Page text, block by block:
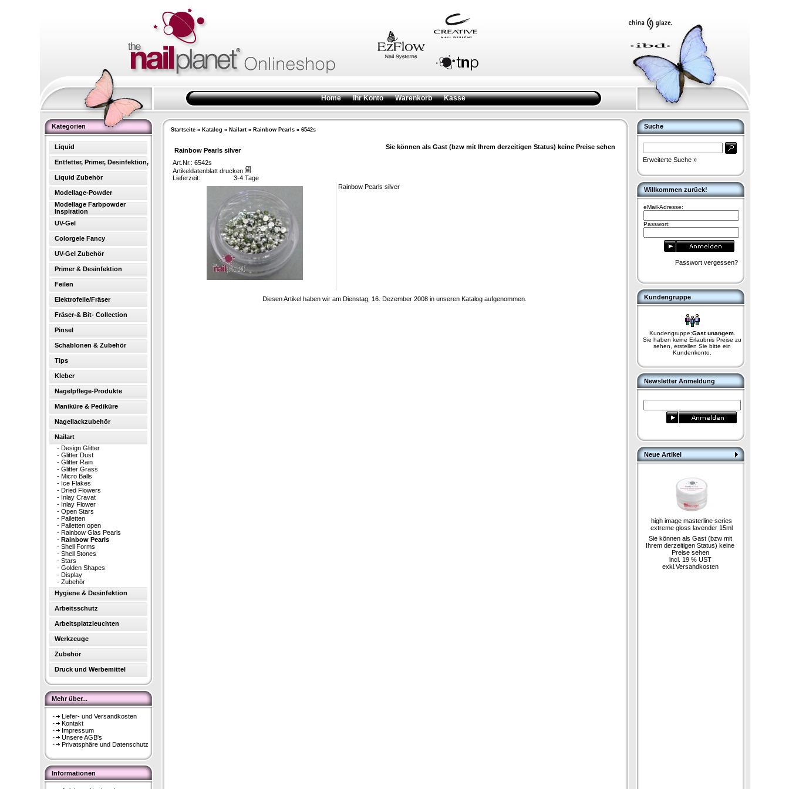
Home Ihr Konto Warenkorb Kasse
Kategorien
Liquid
Entfetter, Primer, Desinfektion,
Liquid Zubehör
Modellage-Powder
Modellage Farbpowder
Inspiration
UV-Gel
Colorgele Fancy
UV-Gel Zubehör
Primer & Desinfektion
Feilen
Elektrofeile/Fräser
Fräser-& Bit- Collection
Pinsel
Schablonen & Zubehör
Tips
Kleber
Nagelpflege-Produkte
Maniküre & Pediküre
Nagellackzubehör
Nailart
- Design Glitter
- Glitter Dust
- Glitter Rain
- Glitter Grass
- Micro Balls
- Ice Flakes
- Dried Flowers
- Inlay Cravat
- Inlay Flower
- Open Stars
- Pailetten
- Pailetten open
- Rainbow Glas Pearls
- Rainbow Pearls
- Shell Forms
- Shell Stones
- Stars
- Golden Shapes
- Display
- Zubehör
Hygiene & Desinfektion
Arbeitsschutz
Arbeitsplatzleuchten
Werkzeuge
Zubehör
Druck und Werbemittel
Mehr über...
Liefer- und Versandkosten
Kontakt
Impressum
Unsere AGB's
Privatsphäre und Datenschutz
Informationen
Startseite» Katalog » Nailart» Rainbow Pearls» 6542s
Rainbow Pearls silver Sie können als Gast (bzw mit Ihrem derzeitigen Status) keine Preise sehen
Art.Nr.: 6542s
Artikeldatenblatt drucken
Lieferzeit:
3-4 Tage
Rainbow Pearls silver
Diesen Artikel haben wir am Dienstag, 16. Dezember 2008 in unseren Katalog aufgenommen.
Suche
Erweiterte Suche »
Willkommen zurück!
eMail-Adresse:
Passwort:
Passwort vergessen?
Kundengruppe
Kundengruppe:Gast unangem.
Sie haben keine Erlaubnis Preise zu
sehen, erstellen Sie bitte ein
Kundenkonto.
Newsletter Anmeldung
Neue Artikel
high image masterline series
extreme gloss lavender 15ml
Sie können als Gast (bzw mit
Ihrem derzeitigen Status) keine
Preise sehen
incl. 19 % UST
exkl. Versandkosten